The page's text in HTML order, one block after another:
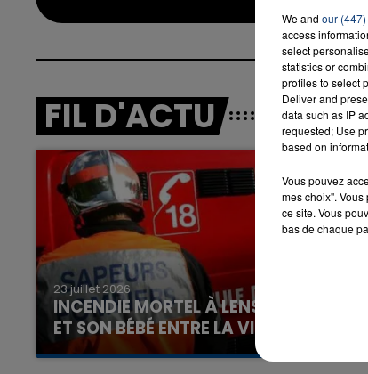
FIL D'ACTU
23 juillet 2026
INCENDIE MORTEL À LENS : UNE FEMME
ET SON BÉBÉ ENTRE LA VIE ET LA...
Un homme s'est immolé par le feu après avoir
We and our
access
select
statistics or
profiles to select
Deliver and
data such as IP
requested; Use
based on
Vous pouvez
mes choix".
ce site. Vous
bas de chaque